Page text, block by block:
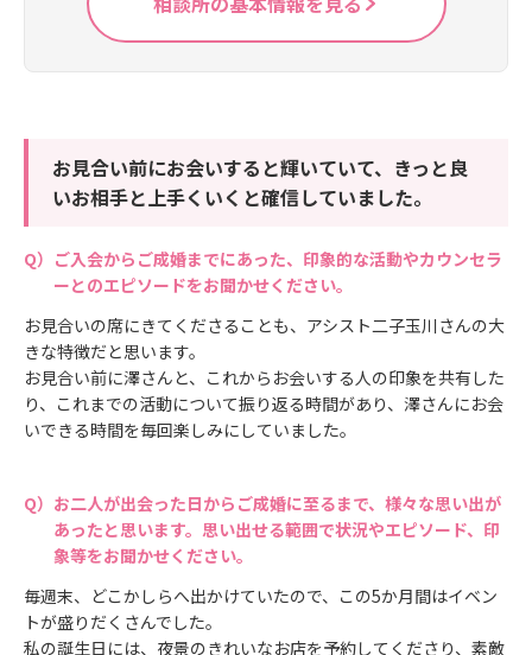
お見合い前にお会いすると輝いていて、きっと良
いお相手と上手くいくと確信していました。
ご入会からご成婚までにあった、印象的な活動やカウンセラ
ーとのエピソードをお聞かせください。
お見合いの席にきてくださることも、アシスト二子玉川さんの大
きな特徴だと思います。
お見合い前に澤さんと、これからお会いする人の印象を共有した
り、これまでの活動について振り返る時間があり、澤さんにお会
いできる時間を毎回楽しみにしていました。
お二人が出会った日からご成婚に至るまで、様々な思い出が
あったと思います。思い出せる範囲で状況やエピソード、印
象等をお聞かせください。
毎週末、どこかしらへ出かけていたので、この5か月間はイベン
トが盛りだくさんでした。
私の誕生日には、夜景のきれいなお店を予約してくださり、素敵